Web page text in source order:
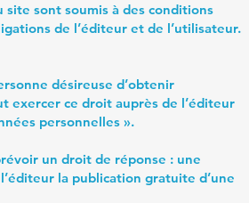
site sont soumis à des conditions
de l’éditeur et de l’utilisateur.
désireuse d’obtenir
exercer ce droit auprès de l’éditeur
personnelles ».
un droit de réponse : une
la publication gratuite d’une